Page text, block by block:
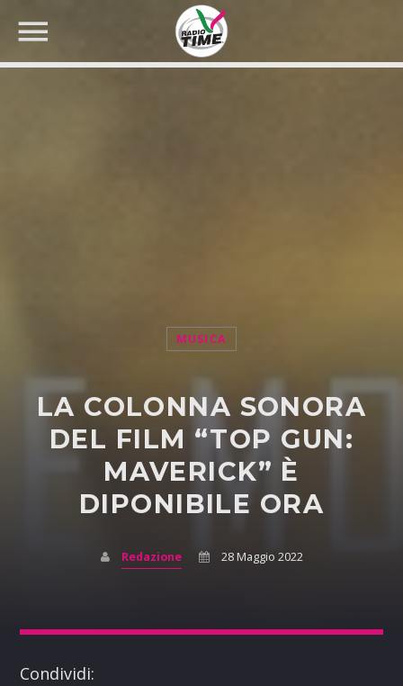
MUSICA
LA COLONNA SONORA
DEL FILM “TOP GUN:
MAVERICK” È
DIPONIBILE ORA
Redazione 28 Maggio 2022
Condividi: